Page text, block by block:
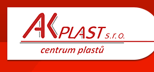
AKPLAST s.r.o.